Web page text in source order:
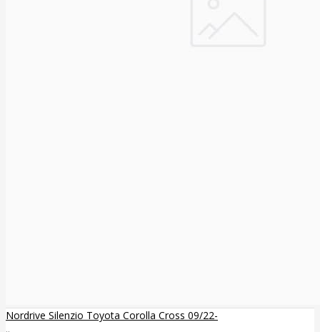
Nordrive Silenzio Toyota Corolla Cross 09/22-
..